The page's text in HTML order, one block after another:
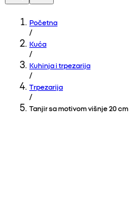
Početna
/
Kuća
/
Kuhinja i trpezarija
/
Trpezarija
/
Tanjir sa motivom višnje 20 cm